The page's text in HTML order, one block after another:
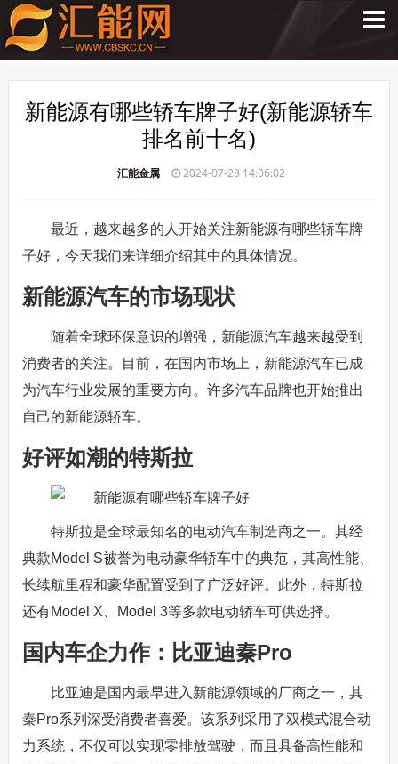
新能源有哪些轿车牌子好(新能源轿车
排名前十名)
汇能金属 2024-07-28 14:06:02
最近，越来越多的人开始关注新能源有哪些轿车牌
子好，今天我们来详细介绍其中的具体情况。
新能源汽车的市场现状
随着全球环保意识的增强，新能源汽车越来越受到
消费者的关注。目前，在国内市场上，新能源汽车已成
为汽车行业发展的重要方向。许多汽车品牌也开始推出
自己的新能源轿车。
好评如潮的特斯拉
特斯拉是全球最知名的电动汽车制造商之一。其经
典款Model S被誉为电动豪华轿车中的典范，其高性能、
长续航里程和豪华配置受到了广泛好评。此外，特斯拉
还有Model X、Model 3等多款电动轿车可供选择。
国内车企力作：比亚迪秦Pro
比亚迪是国内最早进入新能源领域的厂商之一，其
秦Pro系列深受消费者喜爱。该系列采用了双模式混合动
力系统，不仅可以实现零排放驾驶，而且具备高性能和